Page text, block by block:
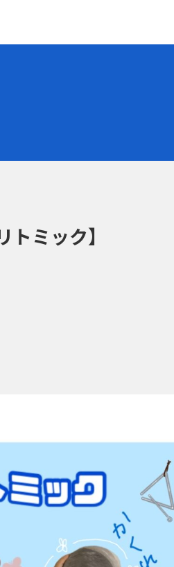
トミック】